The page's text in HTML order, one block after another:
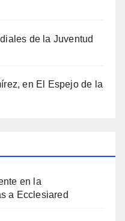
de la Juventud
en El Espejo de la
en la
a Ecclesiared